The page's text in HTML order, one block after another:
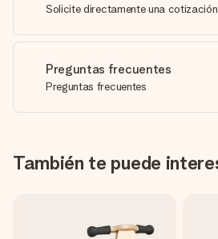
Solicite directamente una
Preguntas frecuentes
Preguntas frecuentes
También te puede